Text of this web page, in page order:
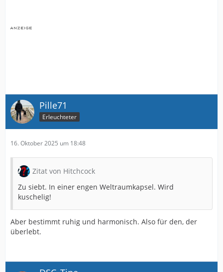
Pille71
Erleuchteter
16. Oktober 2025 um 18:48
Zitat von Hitchcock
Zu siebt. In einer engen Weltraumkapsel. Wird
kuschelig!
Aber bestimmt ruhig und harmonisch. Also für den, der
überlebt.